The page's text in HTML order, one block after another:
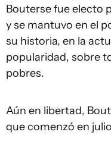
Bouterse fue electo
y se mantuvo en el
su historia, en la
popularidad, sobre
pobres.
Aún en libertad,
que comenzó en